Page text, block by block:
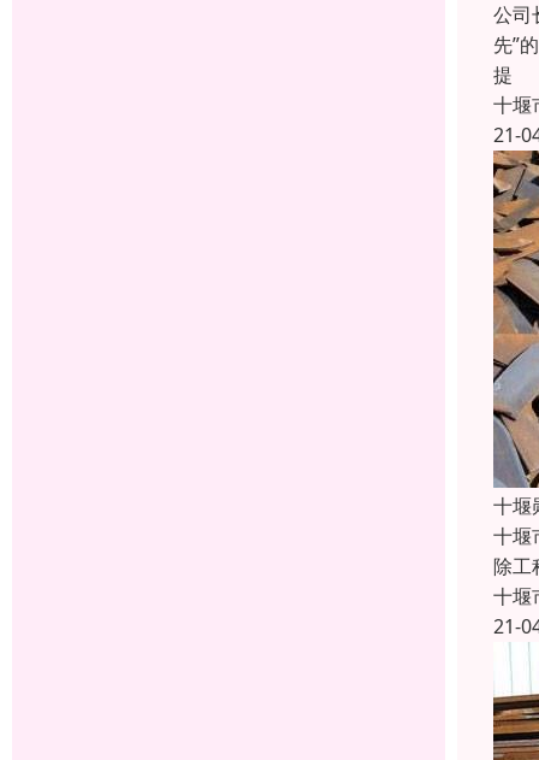
公司
先”
提
十堰
21-
十堰
十堰
除工
十堰
21-